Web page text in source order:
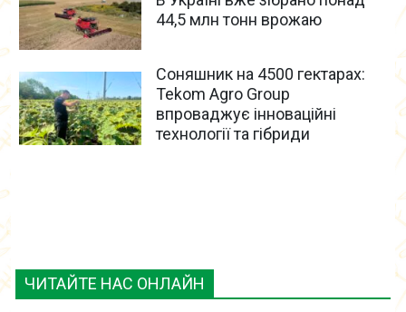
ЧИТАЙТЕ НАС ОНЛАЙН
44,5 млн тонн врожаю
Соняшник на 4500 гектарах:
Tekom Agro Group
впроваджує інноваційні
технології та гібриди